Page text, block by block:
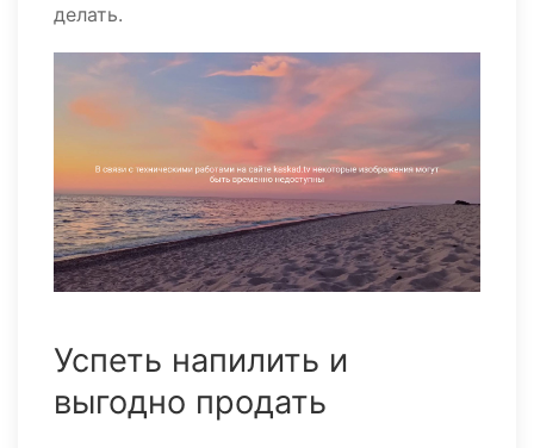
делать.
Успеть напилить и
выгодно продать